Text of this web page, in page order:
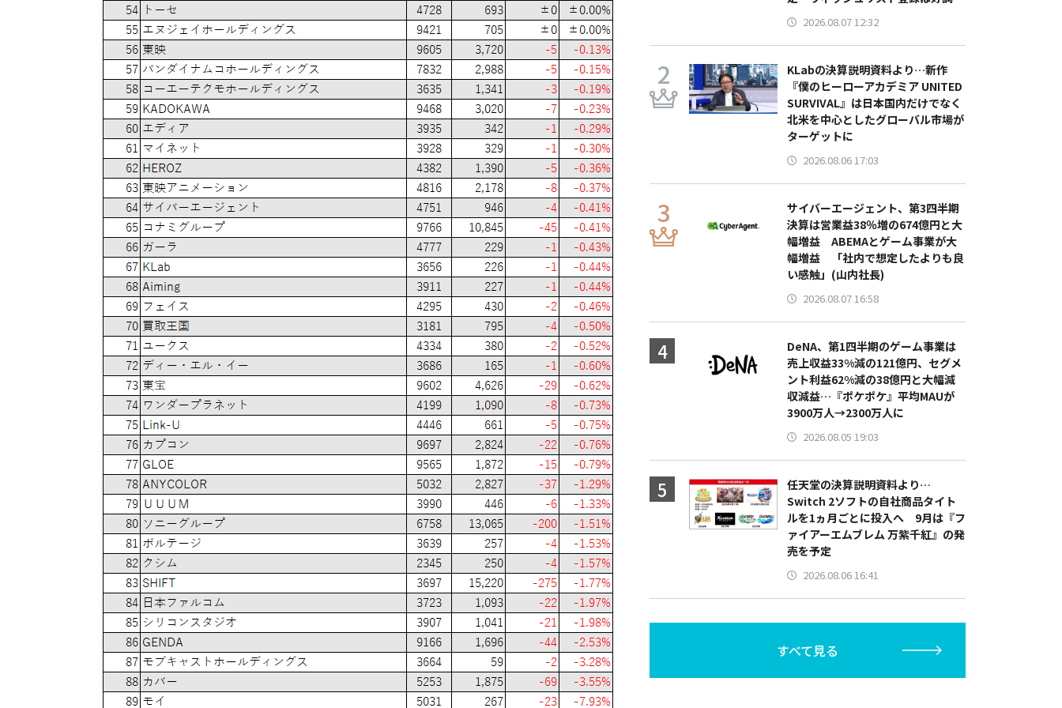
2026.08.07 12:32
KLabの決算説明資料より…新作
『僕のヒーローアカデミア UNITED
SURVIVAL』は日本国内だけでなく
北米を中心としたグローバル市場が
ターゲットに
2026.08.06 17:03
サイバーエージェント、第3四半期
決算は営業益38％増の674億円と大
幅増益 ABEMAとゲーム事業が大
幅増益 「社内で想定したよりも良
い感触」(山内社長)
2026.08.07 16:58
DeNA、第1四半期のゲーム事業は
売上収益33%減の121億円、セグメ
ント利益62%減の38億円と大幅減
収減益…『ポケポケ』平均MAUが
3900万人→2300万人に
2026.08.05 19:03
任天堂の決算説明資料より…
Switch 2ソフトの自社商品タイト
ルを1ヵ月ごとに投入へ 9月は『フ
ァイアーエムブレム 万紫千紅』の発
売を予定
2026.08.06 16:41
すべて見る